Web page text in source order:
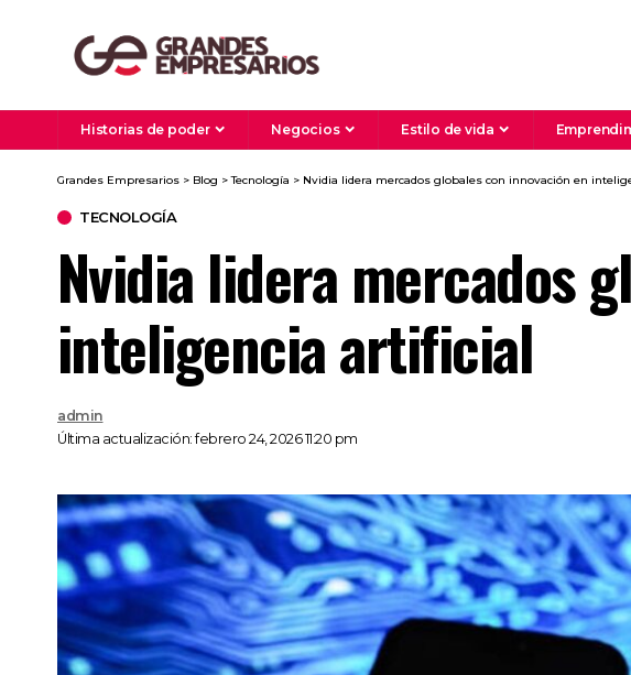
Historias de poder Negocios Estilo de vida
Grandes Empresarios > Blog >Tecnología > Nvidia lidera mercados globales con innovación en
TECNOLOGÍA
Nvidia lidera mercados
inteligencia artificial
Última actualización: febrero 24, 2026 11:20 pm
admin